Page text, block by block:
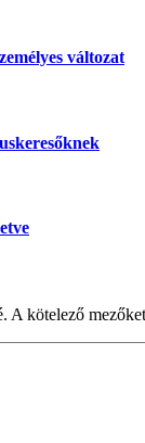
változat
A kötelező mezőket